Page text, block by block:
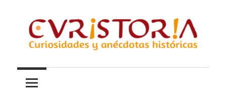
contenido
Curistoria
y
anécdotas